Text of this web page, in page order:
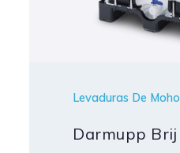
Levaduras De Moho
Darmupp Brij